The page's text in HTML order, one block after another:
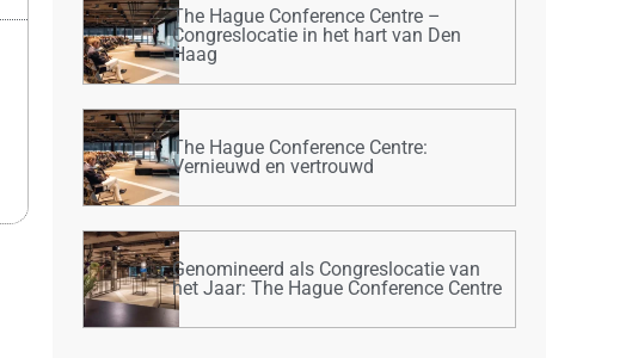
The Hague Conference Centre –
Congreslocatie in het hart van Den
Haag
The Hague Conference Centre:
Vernieuwd en vertrouwd
Genomineerd als Congreslocatie van
het Jaar: The Hague Conference Centre